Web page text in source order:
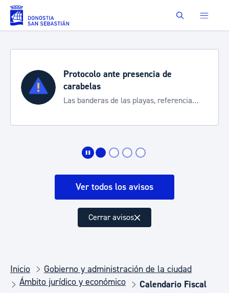
Saltar al contenido principal Buscar
Protocolo ante presencia de
carabelas
Las banderas de las playas, referencia
Ver todos los avisos
Cerrar avisos
Inicio
Gobierno y administración de la ciudad
Ámbito jurídico y económico
Calendario Fiscal